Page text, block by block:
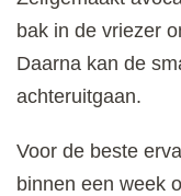
bak in de vriezer
Daarna kan de
achteruitgaan.
Voor de beste
binnen een week